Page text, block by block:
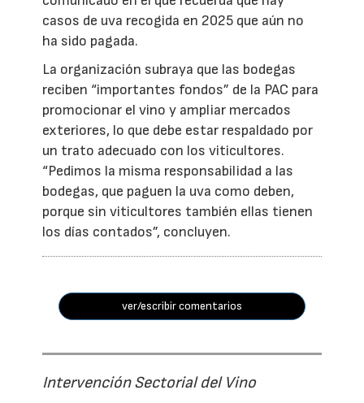
casos de uva recogida en 2025 que aún no
ha sido pagada.
La organización subraya que las bodegas
reciben “importantes fondos” de la PAC para
promocionar el vino y ampliar mercados
exteriores, lo que debe estar respaldado por
un trato adecuado con los viticultores.
“Pedimos la misma responsabilidad a las
bodegas, que paguen la uva como deben,
porque sin viticultores también ellas tienen
los días contados”, concluyen.
ver/escribir comentarios
Intervención Sectorial del Vino